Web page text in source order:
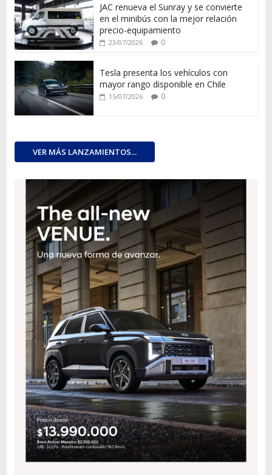
JAC renueva el Sunray y se convierte
en el minibús con la mejor relación
precio-equipamiento
23/07/2026 0
Tesla presenta los vehículos con
mayor rango disponible en Chile
15/07/2026 0
VER MÁS LANZAMIENTOS...